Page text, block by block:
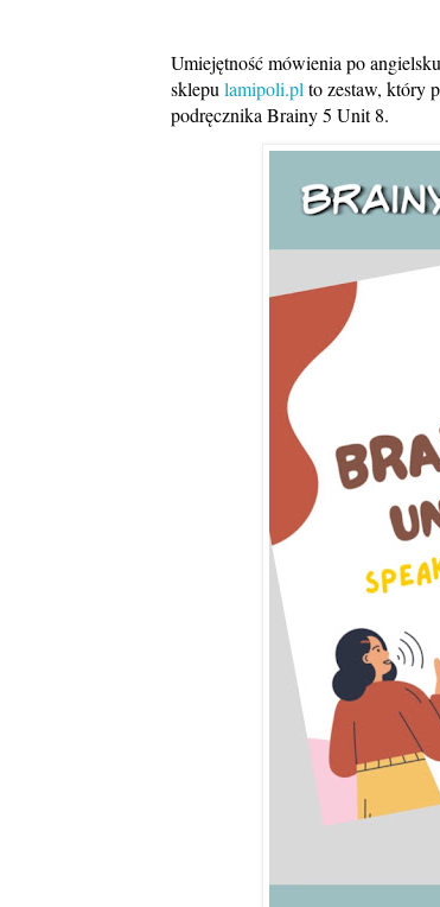
Umiejętność mówienia po
sklepu lamipoli.pl to zestaw, który
podręcznika Brainy 5 Unit 8.